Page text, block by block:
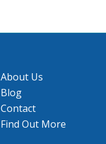
About Us
Blog
Contact
Find Out More